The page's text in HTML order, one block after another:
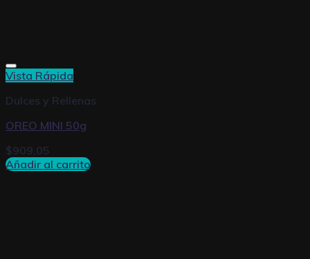
Vista Rápida
Dulces y Rellenas
OREO MINI 50g
$909,05
Añadir al carrito